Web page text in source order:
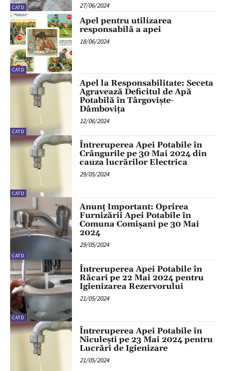
CATD 27/06/2024
CATD
Apel pentru utilizarea
responsabilă a apei
18/06/2024
CATD
Apel la Responsabilitate: Seceta
Agravează Deficitul de Apă
Potabilă în Târgoviște-
Dâmbovița
12/06/2024
CATD
Întreruperea Apei Potabile în
Crângurile pe 30 Mai 2024 din
cauza lucrărilor Electrica
29/05/2024
CATD
Anunț Important: Oprirea
Furnizării Apei Potabile în
Comuna Comișani pe 30 Mai
2024
29/05/2024
CATD
Întreruperea Apei Potabile în
Răcari pe 22 Mai 2024 pentru
Igienizarea Rezervorului
21/05/2024
Întreruperea Apei Potabile în
Niculești pe 23 Mai 2024 pentru
Lucrări de Igienizare
21/05/2024